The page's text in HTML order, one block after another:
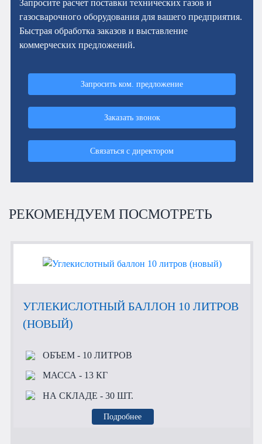
Запросите расчет поставки технических газов и
газосварочного оборудования для вашего предприятия.
Быстрая обработка заказов и выставление
коммерческих предложений.
Запросить ком. предложение
Заказать звонок
Связаться с директором
РЕКОМЕНДУЕМ ПОСМОТРЕТЬ
УГЛЕКИСЛОТНЫЙ БАЛЛОН 10 ЛИТРОВ
(НОВЫЙ)
ОБЪЕМ- 10 ЛИТРОВ
МАССА - 13 КГ
НА СКЛАДЕ - 30 ШТ.
Подробнее